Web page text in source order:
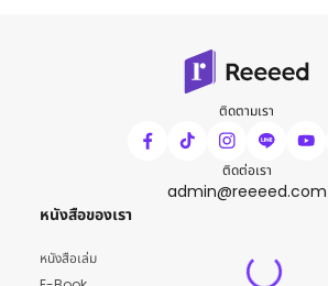
ติดตามเรา
ติดต่อเรา
admin@reeeed.com
หนังสือของเรา
หนังสือเล่ม